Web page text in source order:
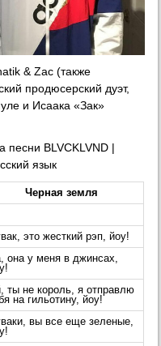
& Zac (также
продюсерский дуэт,
и Исаака «Зак»
песни BLVCKLVND |
язык
Черная земля
это жесткий рэп, йоу!
она у меня в джинсах,
ты не король, я отправлю
на гильотину, йоу!
вы все еще зеленые,